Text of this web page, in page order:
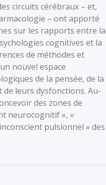
circuits cérébraux – et,
– ont apporté
sur les rapports entre la
cognitives et la
de méthodes et
nouvel espace
de la pensée, de la
de leurs dysfonctions. Au-
des zones de
neurocognitif », «
pulsionnel » des